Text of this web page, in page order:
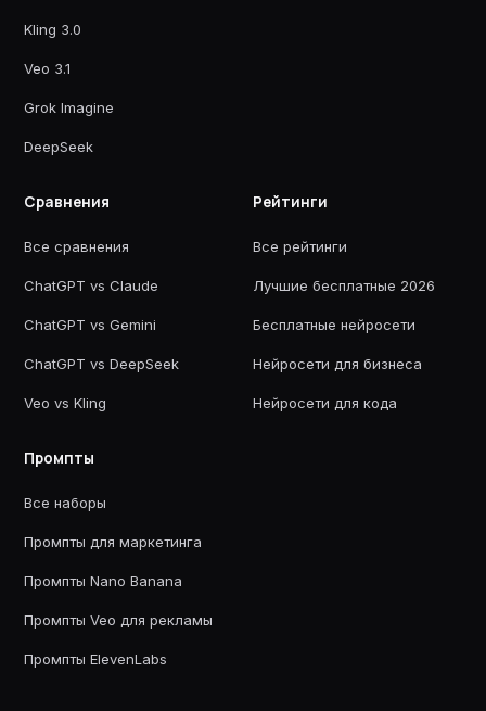
Kling 3.0
Veo 3.1
Grok Imagine
DeepSeek
Сравнения
Все сравнения
ChatGPT vs Claude
ChatGPT vs Gemini
ChatGPT vs DeepSeek
Veo vs Kling
Рейтинги
Все рейтинги
Лучшие бесплатные 2026
Бесплатные нейросети
Нейросети для бизнеса
Нейросети для кода
Промпты
Все наборы
Промпты для маркетинга
Промпты Nano Banana
Промпты Veo для рекламы
Промпты ElevenLabs